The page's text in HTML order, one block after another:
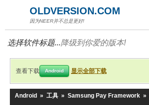
OLDVERSION.COM
因为NEER并不总是更好!
选择软件标题...降级到你爱的版本!
查看下载 Android 显示全部下载
Android » 工具 » Samsung Pay Framework »